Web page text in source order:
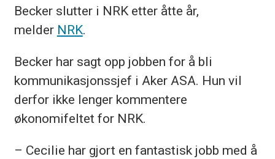
Becker slutter i NRK etter åtte år,
melder NRK.
Becker har sagt opp jobben for å bli
kommunikasjonssjef i Aker ASA. Hun vil
derfor ikke lenger kommentere
økonomifeltet for NRK.
– Cecilie har gjort en fantastisk jobb med å